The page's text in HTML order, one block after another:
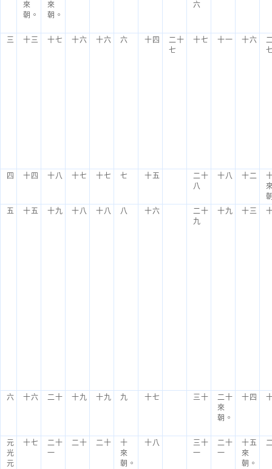
來
朝。
來
朝。
六
三 十三 十七 十六 十六 六 十四
二十
七
十七 十一 十六
四 十四 十八 十七 十七 七 十五
二十
八
十八 十二
五
十五 十九 十八 十八 八 十六
二十
九
十九 十三
六 十六 二十 十九 十九 九 十七 三十
二十
來
朝。
十四
元
光
元
十七
二十
一
二十 二十
十
來
朝。
十八
三十
一
二十
一
十五
來
朝。